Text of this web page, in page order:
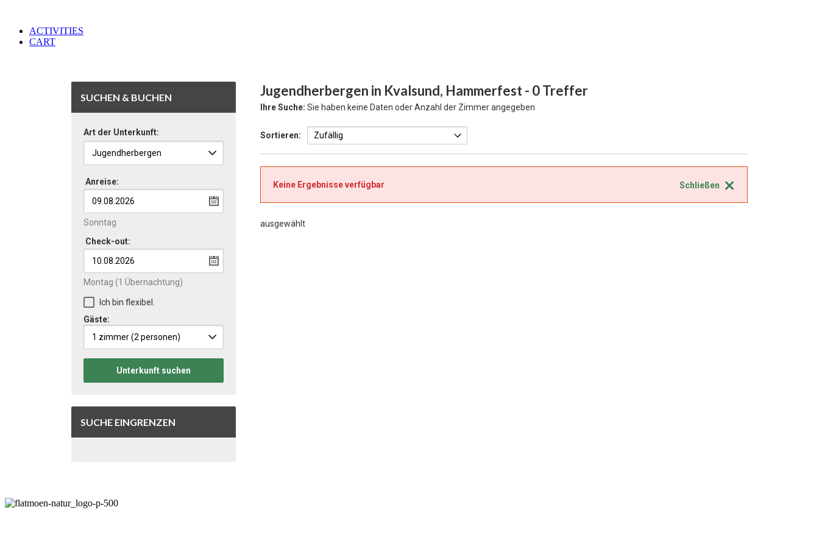
ACTIVITIES
CART
Jugendherbergen in Kvalsund, Hammerfest- 0 Treffer
Ihre Suche: Sie haben keine Daten oder Anzahl der Zimmer angegeben
Sortieren:
Schließen
Keine Ergebnisse verfügbar
ausgewählt
SUCHEN & BUCHEN
Art der Unterkunft:
Anreise:
Sonntag
Check-out:
Montag (1 Übernachtung)
Ich bin flexibel.
Gäste:
1 zimmer(2 personen)
Unterkunft suchen
SUCHE EINGRENZEN